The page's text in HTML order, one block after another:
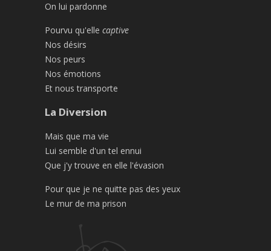
On lui pardonne
Pourvu qu'elle captive
Nos désirs
Nos peurs
Nos émotions
Et nous transporte
La Diversion
Mais que ma vie
Lui semble d'un tel ennui
Que j'y trouve en elle l'évasion
Pour que je ne quitte pas des yeux
Le mur de ma prison